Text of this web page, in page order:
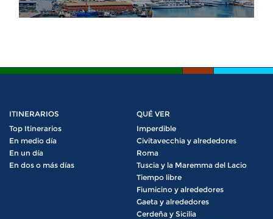
ITINERARIOS
Top Itinerarios
En medio día
En un día
En dos o más días
QUÉ VER
Imperdible
Civitavecchia y alrededores
Roma
Tuscia y la Maremma del Lacio
Tiempo libre
Fiumicino y alrededores
Gaeta y alrededores
Cerdeña y Sicilia